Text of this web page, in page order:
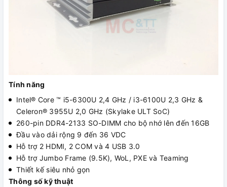
Tính năng
Intel® Core ™ i5-6300U 2,4 GHz / i3-6100U 2,3 GHz &
Celeron® 3955U 2,0 GHz (Skylake ULT SoC)
260-pin DDR4-2133 SO-DIMM cho bộ nhớ lên đến 16GB
Đầu vào dải rộng 9 đến 36 VDC
Hỗ trợ 2 HDMI, 2 COM và 4 USB 3.0
Hỗ trợ Jumbo Frame (9.5K), WoL, PXE và Teaming
Thiết kế siêu nhỏ gọn
Thông số kỹ thuật